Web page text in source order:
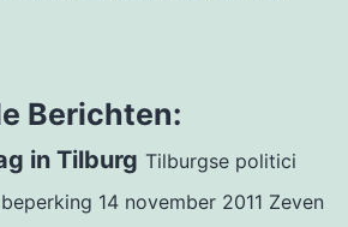
Berichten:
in Tilburg Tilburgse politici
14 november 2011 Zeven